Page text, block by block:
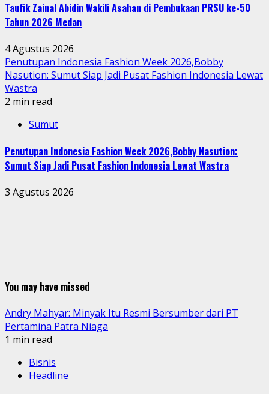
Taufik Zainal Abidin Wakili Asahan di Pembukaan PRSU ke-50
Tahun 2026 Medan
4 Agustus 2026
Penutupan Indonesia Fashion Week 2026,Bobby
Nasution: Sumut Siap Jadi Pusat Fashion Indonesia Lewat
Wastra
2 min read
Sumut
Penutupan Indonesia Fashion Week 2026,Bobby Nasution:
Sumut Siap Jadi Pusat Fashion Indonesia Lewat Wastra
3 Agustus 2026
You may have missed
Andry Mahyar: Minyak Itu Resmi Bersumber dari PT
Pertamina Patra Niaga
1 min read
Bisnis
Headline